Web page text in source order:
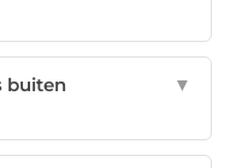
buiten
▼